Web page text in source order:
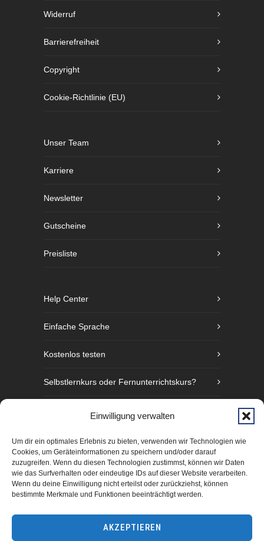
Einwilligung verwalten
Um dir ein optimales Erlebnis zu bieten, verwenden wir Technologien wie
Cookies, um Geräteinformationen zu speichern und/oder darauf
zuzugreifen. Wenn du diesen Technologien zustimmst, können wir Daten
wie das Surfverhalten oder eindeutige IDs auf dieser Website verarbeiten.
Wenn du deine Einwilligung nicht erteilst oder zurückziehst, können
bestimmte Merkmale und Funktionen beeinträchtigt werden.
AKZEPTIEREN
Widerruf
Barrierefreiheit
Copyright
Cookie-Richtlinie (EU)
Unser Team
Karriere
Newsletter
Gutscheine
Preisliste
Help Center
Einfache Sprache
Kostenlos testen
Selbstlernkurs oder Fernunterrichtskurs?
Fünf Gründe Gebärdensprache zu lernen